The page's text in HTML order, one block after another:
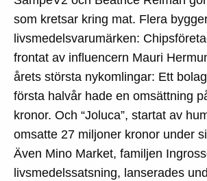
som kretsar kring mat. Flera
livsmedelsvarumärken:
frontat av influencern Mauri
årets största nykomlingar: Ett
första halvår hade en omsättning
kronor. Och “Joluca”, startat av
omsatte 27 miljoner kronor under
Även Mino Market, familjen
livsmedelssatsning, lanserades